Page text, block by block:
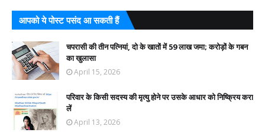
आपको ये पोस्ट पसंद आ सकती हैं
चपरासी की तीन पत्नियां, दो के खातों में 59 लाख जमा; करोड़ों के गबन
का खुलासा
April 15, 2026
परिवार के किसी सदस्य की मृत्यु होने पर उसके आधार को निष्क्रिय करा
लें
April 13, 2026